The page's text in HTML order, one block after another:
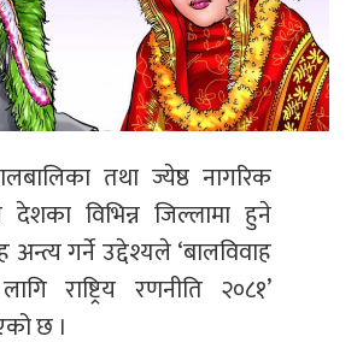
तथा ज्येष्ठ नागरिक
देशका विभिन्न जिल्लामा हुने
अन्त्य गर्ने उद्देश्यले ‘बालविवाह
राष्ट्रिय रणनीति २०८१’
छ ।